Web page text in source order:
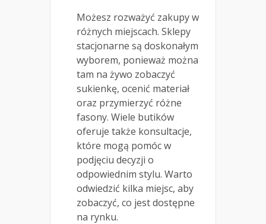
Możesz rozważyć zakupy w
różnych miejscach. Sklepy
stacjonarne są doskonałym
wyborem, ponieważ można
tam na żywo zobaczyć
sukienkę, ocenić materiał
oraz przymierzyć różne
fasony. Wiele butików
oferuje także konsultacje,
które mogą pomóc w
podjęciu decyzji o
odpowiednim stylu. Warto
odwiedzić kilka miejsc, aby
zobaczyć, co jest dostępne
na rynku.